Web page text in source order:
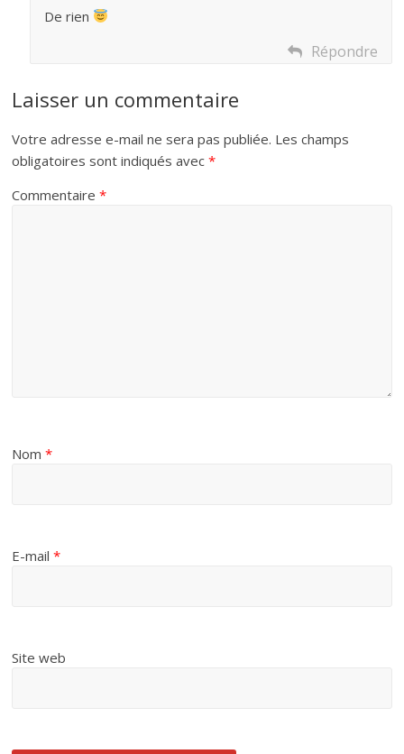
De rien
Répondre
Laisser un commentaire
Votre adresse e-mail ne sera pas publiée. Les champs
obligatoires sont indiqués avec*
Commentaire*
Nom*
E-mail*
Site web